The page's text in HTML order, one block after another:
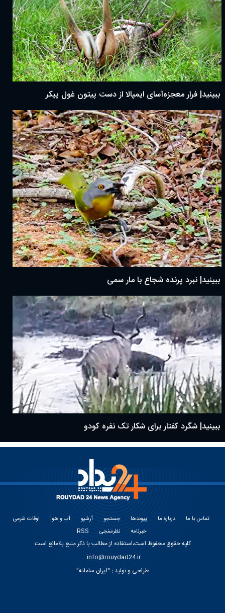
ببینید| فرار معجزه‌آسای ایمپالا از دست پیتون غول پیکر
ببینید| نبرد پرنده شجاع با مار سمی
ببینید| شگرد کفتار برای شکار تک نفره کودو
تماس با ما درباره ما پیوندها جستجو آرشیو آب و هوا
اوقات شرعی
خبرنامه
نظرسنجی RSS
کلیه حقوق محفوظ است،استفاده از مطالب با ذکر منبع بلامانع است
info@rouydad24.ir
طراحی و تولید : "ایران سامانه"